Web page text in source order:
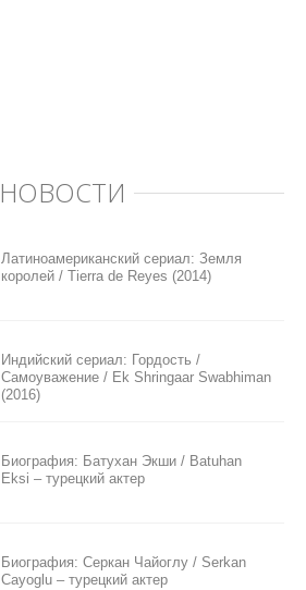
НОВОСТИ
Латиноамериканский сериал: Земля
королей / Tierra de Reyes (2014)
Индийский сериал: Гордость /
Самоуважение / Ek Shringaar Swabhiman
(2016)
Биография: Батухан Экши / Batuhan
Eksi – турецкий актер
Биография: Серкан Чайоглу / Serkan
Cayoglu – турецкий актер